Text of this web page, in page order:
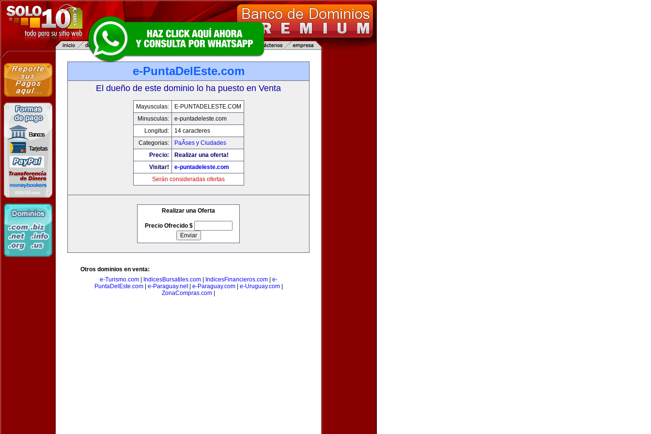
e-PuntaDelEste.com
El dueño de este dominio lo ha puesto en Venta
Mayusculas:
E-PUNTADELESTE.COM
Minusculas:
e-puntadeleste.com
Longitud:
14 caracteres
Categorias:
PaÃ­ses y Ciudades
Precio:
Realizar una oferta!
Visitar!
e-puntadeleste.com
Serán consideradas ofertas
Realizar una Oferta
Precio Ofrecido $
Otros dominios en venta:
e-Turismo.com| IndicesBursatiles.com| IndicesFinancieros.com| e-
PuntaDelEste.com| e-Paraguay.net| e-Paraguay.com| e-Uruguay.com|
ZonaCompras.com